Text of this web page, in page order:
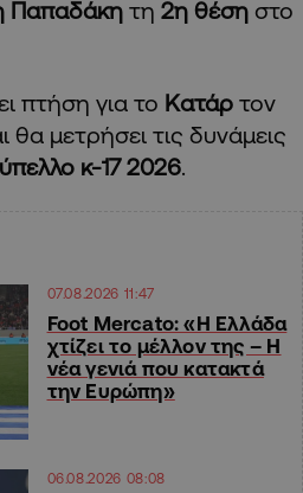
Παπαδάκη τη 2η θέση στο
πτήση για το Κατάρ τον
θα μετρήσει τις δυνάμεις
κ-17 2026.
07.08.2026 11:47
Foot Mercato: «Η Ελλάδα
χτίζει το μέλλον της – Η
νέα γενιά που κατακτά
την Ευρώπη»
06.08.2026 08:08